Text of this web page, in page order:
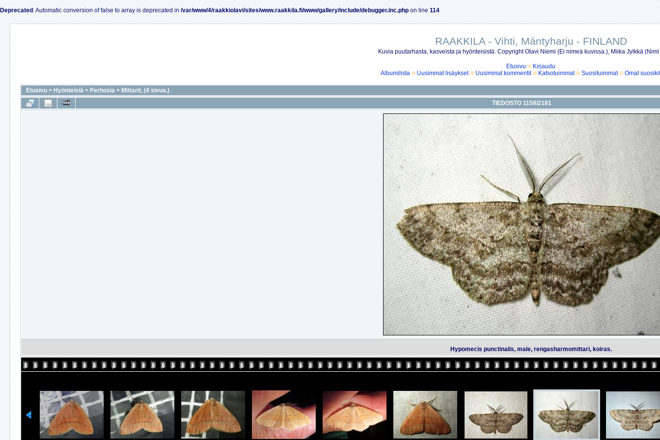
Deprecated : Automatic conversion of false to array is deprecated in /var/www/4/raakkiolavi/sites/www.raakkila.fi/www/gallery/include/debugger.inc.php on line 114
RAAKKILA - Vihti, Mäntyharju - FINLAND
Kuvia puutarhasta, kasveista ja hyönteisistä. Copyright Olavi Niemi (Ei nimeä kuvissa.), Miika Jylkkä
Etusivu
Kirjaudu
Albumilista
Uusimmat lisäykset Uusimmat kommentit Katsotuimmat Suosituimmat Omat suosikit
Etusivu > Hyönteisiä > Perhosia > Mittarit, (4 sivua.)
TIEDOSTO 1158/2181
Hypomecis punctinalis, male, rengasharmomittari, koiras.